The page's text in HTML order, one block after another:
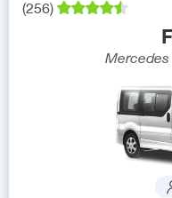
(256)
Mercedes